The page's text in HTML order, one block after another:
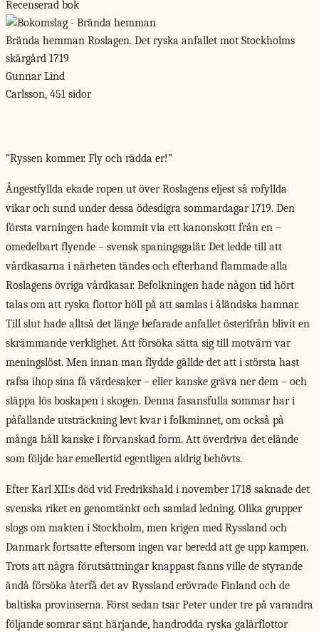
Recenserad bok
Brända hemman Roslagen. Det ryska anfallet mot Stockholms
skärgård 1719
Gunnar Lind
Carlsson, 451 sidor
”Ryssen kommer. Fly och rädda er!”
Ångestfyllda ekade ropen ut över Roslagens eljest så rofyllda
vikar och sund under dessa ödesdigra sommardagar 1719. Den
första varningen hade kommit via ett kanonskott från en –
omedelbart flyende – svensk spaningsgalär. Det ledde till att
vårdkasarna i närheten tändes och efterhand flammade alla
Roslagens övriga vårdkasar. Befolkningen hade någon tid hört
talas om att ryska flottor höll på att samlas i åländska hamnar.
Till slut hade alltså det länge befarade anfallet österifrån blivit en
skrämmande verklighet. Att försöka sätta sig till motvärn var
meningslöst. Men innan man flydde gällde det att i största hast
rafsa ihop sina få värdesaker – eller kanske gräva ner dem – och
släppa lös boskapen i skogen. Denna fasansfulla sommar har i
påfallande utsträckning levt kvar i folkminnet, om också på
många håll kanske i förvanskad form. Att överdriva det elände
som följde har emellertid egentligen aldrig behövts.
Efter Karl XII:s död vid Fredrikshald i november 1718 saknade det
svenska riket en genomtänkt och samlad ledning. Olika grupper
slogs om makten i Stockholm, men krigen med Ryssland och
Danmark fortsatte eftersom ingen var beredd att ge upp kampen.
Trots att några förutsättningar knappast fanns ville de styrande
ändå försöka återfå det av Ryssland erövrade Finland och de
baltiska provinserna. Först sedan tsar Peter under tre på varandra
följande somrar sänt härjande, handrodda ryska galärflottor